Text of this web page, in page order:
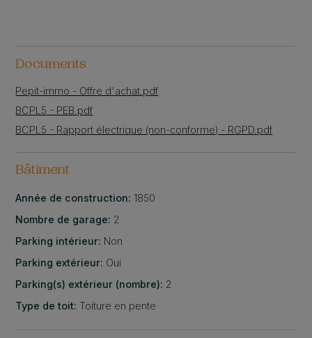
Documents
Pepit-immo - Offre d'achat.pdf
BCPL5 - PEB.pdf
BCPL5 - Rapport électrique (non-conforme) - RGPD.pdf
Bâtiment
Année de construction: 1850
Nombre de garage: 2
Parking intérieur: Non
Parking extérieur: Oui
Parking(s) extérieur (nombre): 2
Type de toit: Toiture en pente